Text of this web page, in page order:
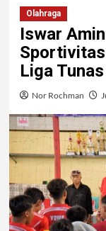
Olahraga
Iswar
Liga
Nor Rochman